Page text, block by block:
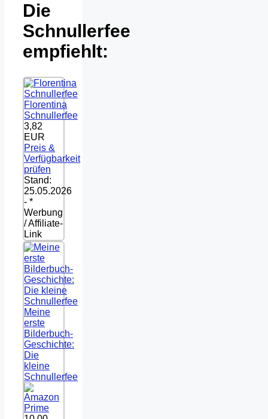
Die
Schnullerfee
empfiehlt:
Florentina
Schnullerfee
3,82
EUR
Preis &
Verfügbarkeit
prüfen
Stand:
25.05.2026
- *
Werbung
/ Affiliate-
Link
Meine
erste
Bilderbuch-
Geschichte:
Die
kleine
Schnullerfee